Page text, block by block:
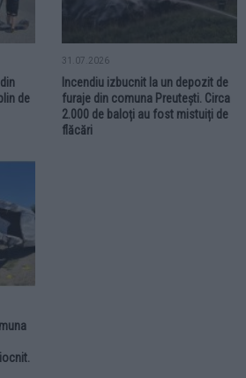
de
31.07.2026
Incendiu izbucnit la un depozit de
furaje din comuna Preutești. Circa
2.000 de baloți au fost mistuiți de
flăcări